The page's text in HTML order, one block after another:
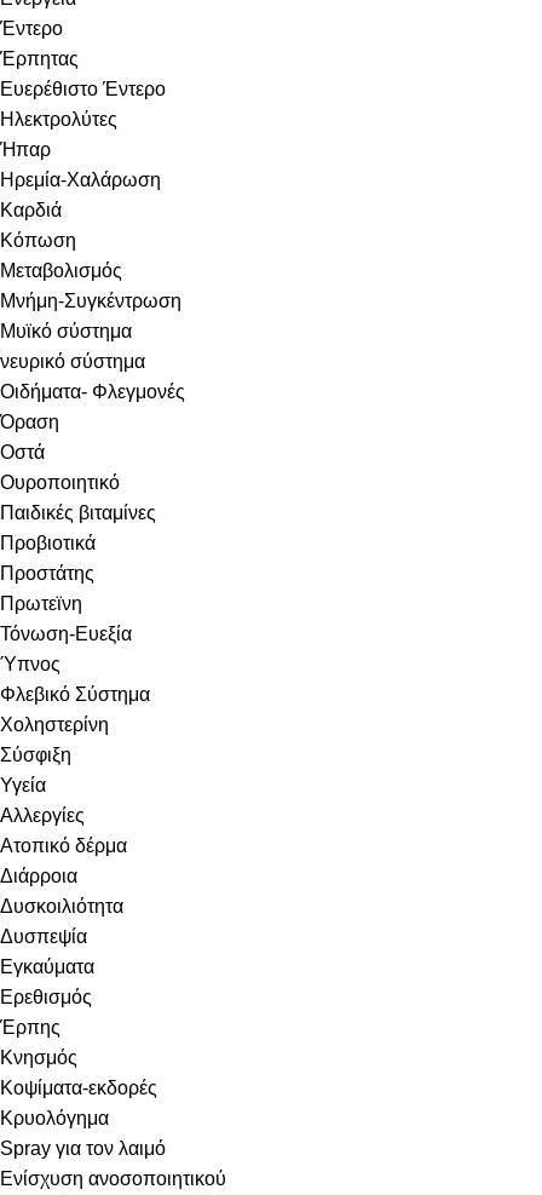
Έντερο
Έρπητας
Ευερέθιστο Έντερο
Ηλεκτρολύτες
Ήπαρ
Ηρεμία-Χαλάρωση
Καρδιά
Κόπωση
Μεταβολισμός
Μνήμη-Συγκέντρωση
Μυϊκό σύστημα
νευρικό σύστημα
Οιδήματα- Φλεγμονές
Όραση
Οστά
Ουροποιητικό
Παιδικές βιταμίνες
Προβιοτικά
Προστάτης
Πρωτεϊνη
Τόνωση-Ευεξία
Ύπνος
Φλεβικό Σύστημα
Χοληστερίνη
Σύσφιξη
Υγεία
Αλλεργίες
Ατοπικό δέρμα
Διάρροια
Δυσκοιλιότητα
Δυσπεψία
Εγκαύματα
Ερεθισμός
Έρπης
Κνησμός
Κοψίματα-εκδορές
Κρυολόγημα
Spray για τον λαιμό
Ενίσχυση ανοσοποιητικού